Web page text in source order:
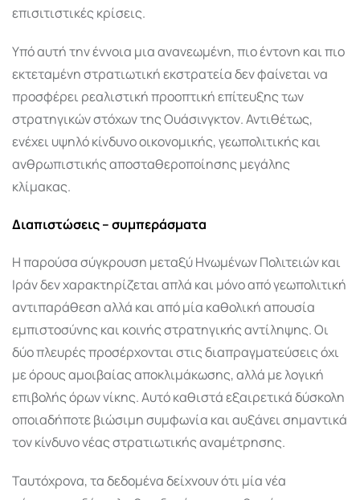
επισιτιστικές κρίσεις.
Υπό αυτή την έννοια μια ανανεωμένη, πιο έντονη και πιο
εκτεταμένη στρατιωτική εκστρατεία δεν φαίνεται να
προσφέρει ρεαλιστική προοπτική επίτευξης των
στρατηγικών στόχων της Ουάσινγκτον. Αντιθέτως,
ενέχει υψηλό κίνδυνο οικονομικής, γεωπολιτικής και
ανθρωπιστικής αποσταθεροποίησης μεγάλης
κλίμακας.
Διαπιστώσεις – συμπεράσματα
Η παρούσα σύγκρουση μεταξύ Ηνωμένων Πολιτειών και
Ιράν δεν χαρακτηρίζεται απλά και μόνο από γεωπολιτική
αντιπαράθεση αλλά και από μία καθολική απουσία
εμπιστοσύνης και κοινής στρατηγικής αντίληψης. Οι
δύο πλευρές προσέρχονται στις διαπραγματεύσεις όχι
με όρους αμοιβαίας αποκλιμάκωσης, αλλά με λογική
επιβολής όρων νίκης. Αυτό καθιστά εξαιρετικά δύσκολη
οποιαδήποτε βιώσιμη συμφωνία και αυξάνει σημαντικά
τον κίνδυνο νέας στρατιωτικής αναμέτρησης.
Ταυτόχρονα, τα δεδομένα δείχνουν ότι μία νέα